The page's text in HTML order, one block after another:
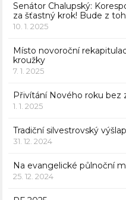
Senátor Chalupský:
za šťastný krok! Bude z
10. 1. 2025
Místo novoroční
kroužky
7. 1. 2025
Přivítání Nového roku bez
1. 1. 2025
Tradiční silvestrovský
31. 12. 2024
Na evangelické půlnoční
25. 12. 2024